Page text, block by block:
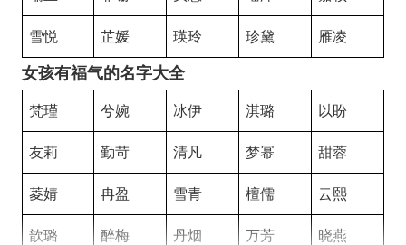
雪悦 芷媛 瑛玲 珍黛 雁凌
女孩有福气的名字大全
梵瑾 兮婉 冰伊 淇璐 以盼
友莉 勤苛 清凡 梦幂 甜蓉
菱婧 冉盈 雪青 檀儒 云熙
歆璐 醉梅 丹烟 万芳 晓燕